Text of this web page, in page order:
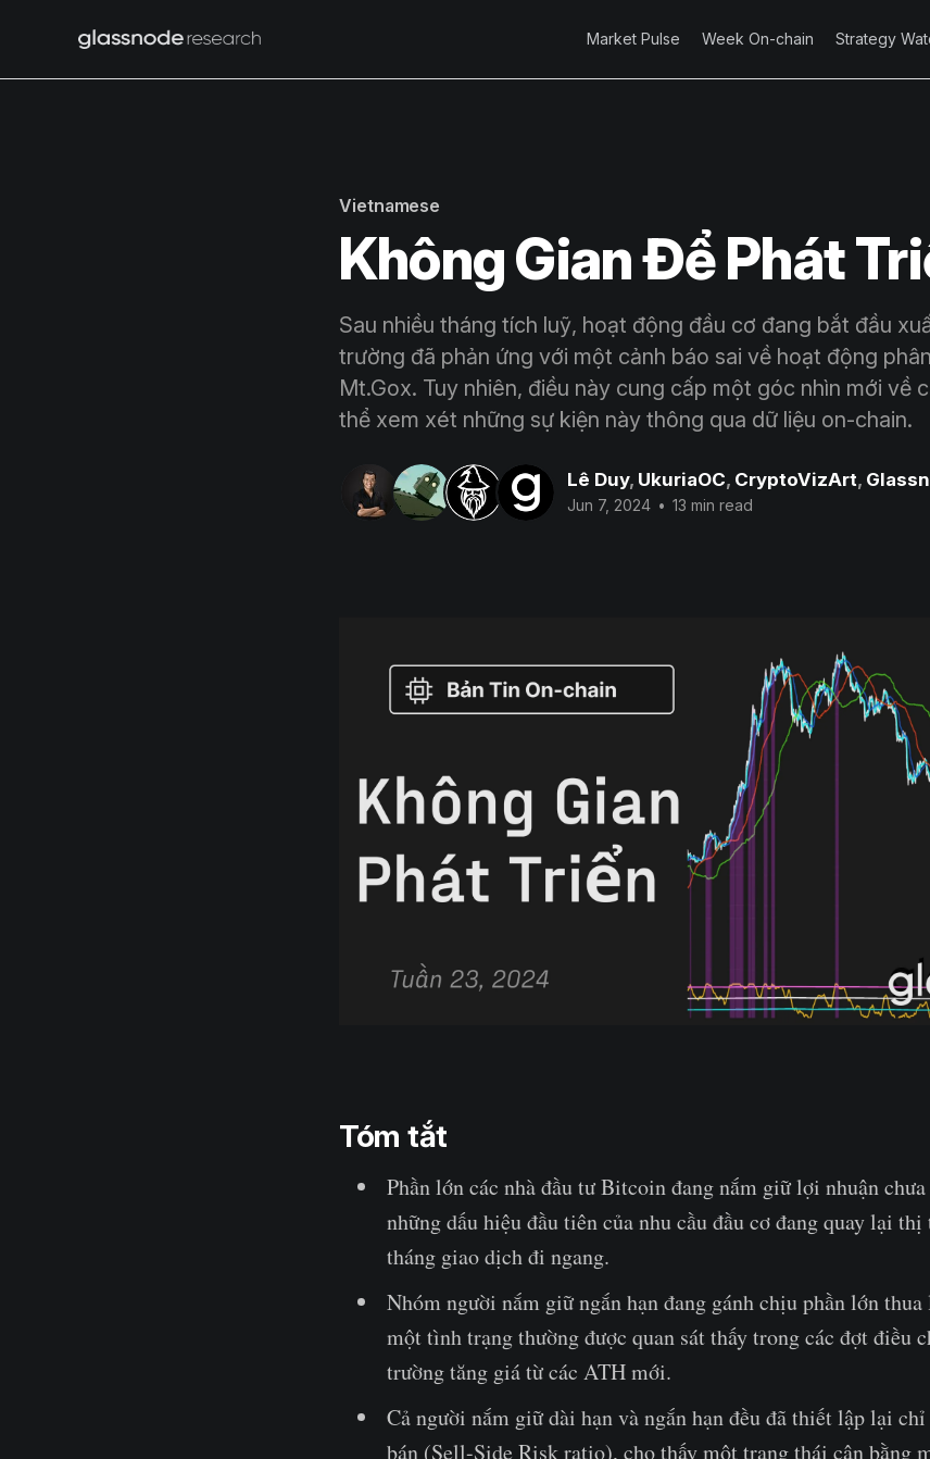
Market Pulse Week On-chain Strategy
Vietnamese
Không Gian Để Phát
Sau nhiều tháng tích luỹ, hoạt động đầu cơ đang bắt đầu
trường đã phản ứng với một cảnh báo sai về hoạt động
Mt.Gox. Tuy nhiên, điều này cung cấp một góc nhìn mới về
thể xem xét những sự kiện này thông qua dữ liệu on-chain.
Lê Duy, UkuriaOC, CryptoVizArt,
Jun 7, 2024 • 13 min read
Tóm tắt
Phần lớn các nhà đầu tư Bitcoin đang nắm giữ lợi nhuận
những dấu hiệu đầu tiên của nhu cầu đầu cơ đang quay lại
tháng giao dịch đi ngang.
Nhóm người nắm giữ ngắn hạn đang gánh chịu phần lớn
một tình trạng thường được quan sát thấy trong các đợt điều
trường tăng giá từ các ATH mới.
Cả người nắm giữ dài hạn và ngắn hạn đều đã thiết lập lại
bán (Sell-Side Risk ratio), cho thấy một trạng thái cân bằng